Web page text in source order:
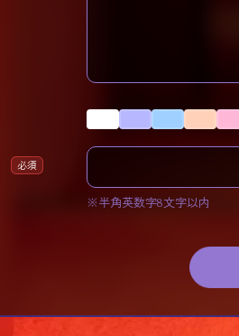
必須
※半角英数字8文字以内